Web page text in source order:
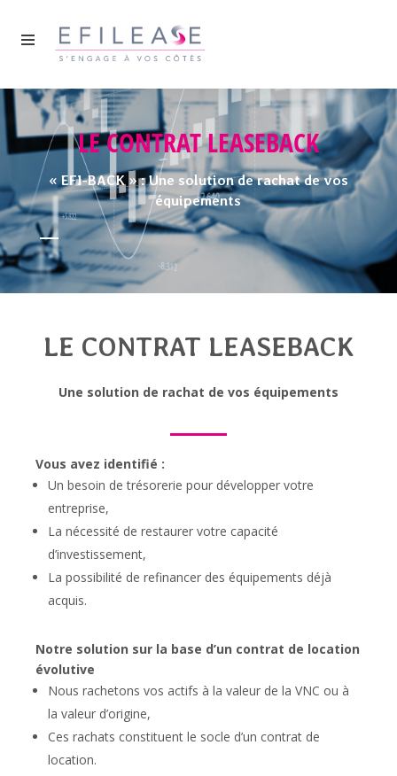
LE CONTRAT LEASEBACK
« EFI-BACK » : Une solution de rachat de vos
équipements
LE CONTRAT LEASEBACK
Une solution de rachat de vos équipements
Vous avez identifié :
Un besoin de trésorerie pour développer votre
entreprise,
La nécessité de restaurer votre capacité
d’investissement,
La possibilité de refinancer des équipements déjà
acquis.
Notre solution sur la base d’un contrat de location
évolutive
Nous rachetons vos actifs à la valeur de la VNC ou à
la valeur d’origine,
Ces rachats constituent le socle d’un contrat de
location.